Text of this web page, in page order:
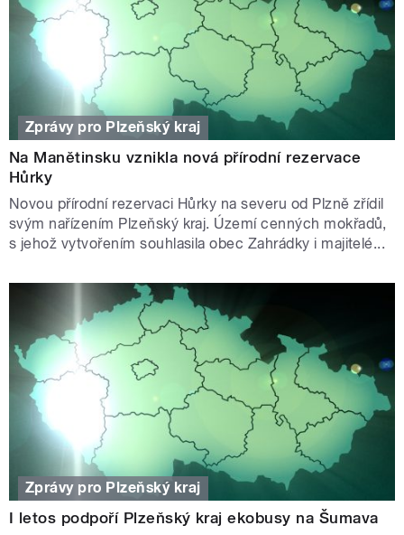
Zprávy pro Plzeňský kraj
Na Manětinsku vznikla nová přírodní rezervace
Hůrky
Novou přírodní rezervaci Hůrky na severu od Plzně zřídil
svým nařízením Plzeňský kraj. Území cenných mokřadů,
s jehož vytvořením souhlasila obec Zahrádky i majitelé...
Zprávy pro Plzeňský kraj
I letos podpoří Plzeňský kraj ekobusy na Šumava